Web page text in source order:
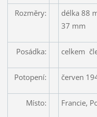
Rozměry:
délka 88
37 mm
Posádka: celkem
Potopení:
Místo: Francie,